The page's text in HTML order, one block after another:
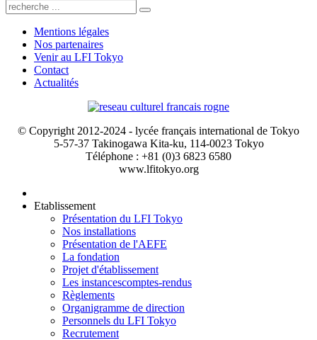
Mentions légales
Nos partenaires
Venir au LFI Tokyo
Contact
Actualités
© Copyright 2012-2024 - lycée français international de Tokyo
5-57-37 Takinogawa Kita-ku, 114-0023 Tokyo
Téléphone : +81 (0)3 6823 6580
www.lfitokyo.org
Etablissement
Présentation du LFI Tokyo
Nos installations
Présentation de l'AEFE
La fondation
Projet d'établissement
Les instancescomptes-rendus
Règlements
Organigramme de direction
Personnels du LFI Tokyo
Recrutement